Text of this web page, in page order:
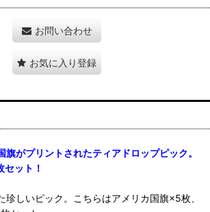
お問い合わせ
お気に入り登録
旗がプリントされたティアドロップピック。
ット！
珍しいピック。こちらはアメリカ国旗×5枚、